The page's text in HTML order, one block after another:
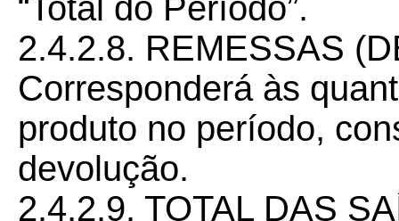
“Total do Período”.
2.4.2.8. REMESSAS
Corresponderá às
produto no período,
devolução.
2.4.2.9. TOTAL DAS